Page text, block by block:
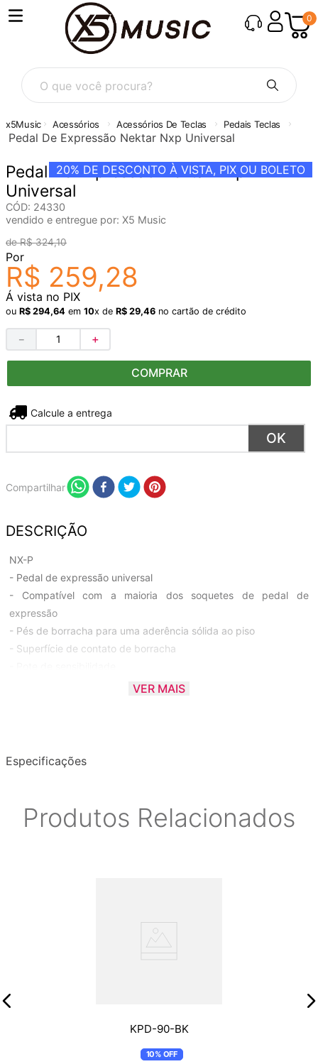
0
O que você procura?
Acessórios Acessórios De Teclas Pedais Teclas
Pedal De Expressão Nektar Nxp Universal
20% DE DESCONTO À VISTA, PIX OU BOLETO
Pedal De Expressão Nektar Nxp
Universal
CÓD: 24330
vendido e entregue por: X5 Music
R$ 324,10
Por
R$ 259,28
Á vista no PIX
ou R$ 294,64 em 10x de R$ 29,46 no cartão de crédito
＋
－
COMPRAR
Não sei meu CEP
Compartilhar
DESCRIÇÃO
NX-P
- Pedal de expressão universal
- Compatível com a maioria dos soquetes de pedal de
expressão
- Pés de borracha para uma aderência sólida ao piso
- Superfície de contato de borracha
- Interruptor de polaridadeVER MAIS
Especificações
Produtos Relacionados
KPD-90-BK
10%OFF